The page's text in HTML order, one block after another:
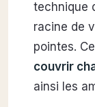
technique
racine de
pointes.
couvrir
ainsi les